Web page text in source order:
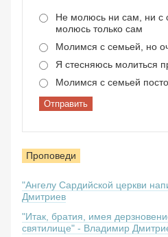
Не молюсь ни сам, ни с
молюсь только сам
Молимся с семьей, но
Я стесняюсь молиться
Молимся с семьей
Отправить
Проповеди
"Ангелу Сардийской церкви
Дмитриев
"Итак, братия, имея
святилище" - Владимир